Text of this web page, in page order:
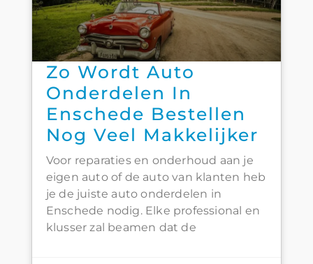
Zo Wordt Auto
Onderdelen In
Enschede Bestellen
Nog Veel Makkelijker
Voor reparaties en onderhoud aan je
eigen auto of de auto van klanten heb
je de juiste auto onderdelen in
Enschede nodig. Elke professional en
klusser zal beamen dat de